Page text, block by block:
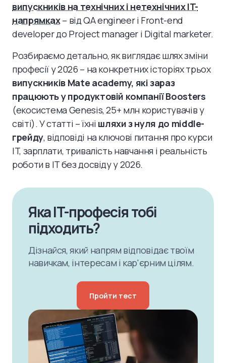
випускників на технічних і нетехнічних IT-
напрямках– від QA engineer і Front-end
developer до Project manager і Digital marketer.
Розбираємо детально, як виглядає шлях зміни
професії у 2026 – на конкретних історіях трьох
випускників Mate academy, які зараз
працюють у продуктовій компанії Boosters
(екосистема Genesis, 25+ млн користувачів у
світі). У статті – їхні шляхи з нуля до middle-
грейду, відповіді на ключові питання про курси
IT, зарплати, тривалість навчання і реальність
роботи в IT без досвіду у 2026.
Яка IT-професія тобі
підходить?
Дізнайся, який напрям відповідає твоїм
навичкам, інтересам і кар'єрним цілям.
Пройти тест